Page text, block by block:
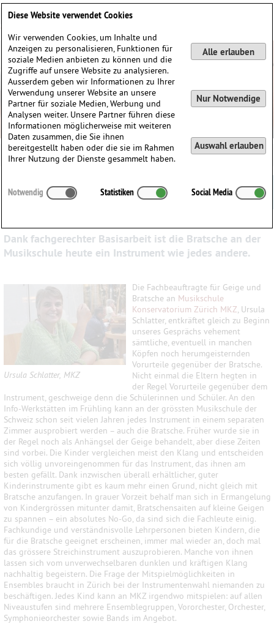
Die Bratsche an der Musikschule: längst aus dem
Dornröschenschlaf erwacht
Dank fachgerechter Basisarbeit ist die Bratsche an der
Musikschule heute ein Instrument wie jedes andere.
Ursula Schlatter, MKZ
Die Fachbeauftragte für Geige und
Bratsche an Musikschule
Konservatorium Zürich MKZ, Ursula
Schlatter, entkräftet gleich zu Beginn
unseres Gesprächs vehement
sämtliche, eventuell in manchen
Köpfen noch herumgeisternden
Vorurteile gegenüber der Bratsche.
Nicht einmal die Eltern hegten in
der Regel Vorurteile gegenüber dem
Instrument, geschweige denn die Schülerinnen und Schüler. An den
Info-Werkstätten im Frühling kann an der grössten Musikschule der
Schweiz schon seit vielen Jahren jedes Instrument in einem separaten
Zimmer ausprobiert werden – auch die Bratsche. Früher wurde sie in
der Regel noch als Anhängsel der Geige behandelt, aber diese Zeiten
sind vorbei. Die Kinder vergleichen meist den Klang und entscheiden
sich völlig unvoreingenommen für das Instrument, das ihnen am
besten gefällt. Dank inzwischen überall erhältlicher, guter
Kinderinstrumente gibt es kaum mehr einen Grund, nicht gleich mit
Bratsche anzufangen. In grauer Vorzeit behalf man sich in Ermangelung
von Kindergrössen mitunter damit, Bratschensaiten auf kleine Geigen
zu spannen – ein absolutes No-Go, da sind sich die Fachleute einig.
Fachkundige und verständnisvolle Lehrpersonen bieten Kindern, die
für die Bratsche geeignet erscheinen, immer mal wieder an, doch mal
das grössere Streichinstrument auszuprobieren. Manche von ihnen
lassen sich vom unverwechselbaren dunklen und kräftigen Klang
nachhaltig begeistern. Die Frage der Mitspielmöglichkeiten in
Ensembles braucht in Zürich bei der Instrumentenwahl niemanden zu
beschäftigen. Jedes Kind kann an MKZ irgendwo mitspielen: auf allen
Niveaustufen sind mehrere Ensemblegruppen, Vororchester, Orchester,
Symphonieorchester sowie Bands im Angebot.
Diese Website verwendet Cookies
Wir verwenden Cookies, um Inhalte und
Anzeigen zu personalisieren, Funktionen für
soziale Medien anbieten zu können und die
Zugriffe auf unsere Website zu analysieren.
Ausserdem geben wir Informationen zu Ihrer
Verwendung unserer Website an unsere
Partner für soziale Medien, Werbung und
Analysen weiter. Unsere Partner führen diese
Informationen möglicherweise mit weiteren
Daten zusammen, die Sie ihnen
bereitgestellt haben oder die sie im Rahmen
Ihrer Nutzung der Dienste gesammelt haben.
Alle erlauben
Nur Notwendige
Auswahl erlauben
Notwendig Statistiken Social Media